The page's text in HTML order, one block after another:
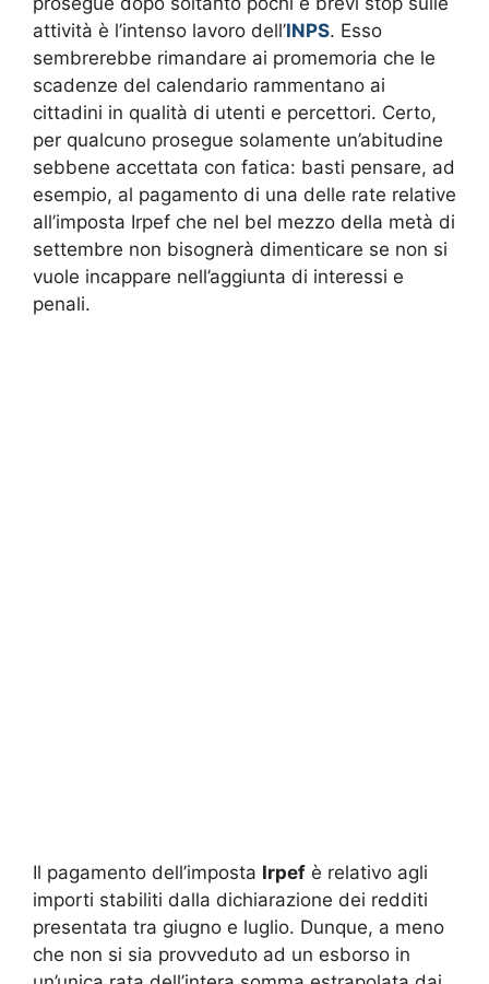
attività è l’intenso lavoro dell’INPS. Esso
sembrerebbe rimandare ai promemoria che le
scadenze del calendario rammentano ai
cittadini in qualità di utenti e percettori. Certo,
per qualcuno prosegue solamente un’abitudine
sebbene accettata con fatica: basti pensare, ad
esempio, al pagamento di una delle rate relative
all’imposta Irpef che nel bel mezzo della metà di
settembre non bisognerà dimenticare se non si
vuole incappare nell’aggiunta di interessi e
penali.
Il pagamento dell’imposta Irpef è relativo agli
importi stabiliti dalla dichiarazione dei redditi
presentata tra giugno e luglio. Dunque, a meno
che non si sia provveduto ad un esborso in